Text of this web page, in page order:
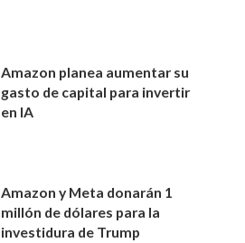
Amazon planea aumentar su
gasto de capital para invertir
en IA
Amazon y Meta donarán 1
millón de dólares para la
investidura de Trump